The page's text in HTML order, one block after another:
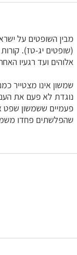
מבין השופטים על
(שופטים יג-טז).
אלוהים ועד רגעיו
שמשון אינו מצטייר
נוגדת לא פעם את
פעמיים ששמשון שפט
שהפלשתים פחדו